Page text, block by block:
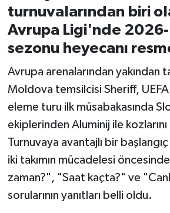
turnuvalarından biri
Avrupa Ligi'nde
sezonu heyecanı
Avrupa arenalarından yakından
Moldova temsilcisi Sheriff,
eleme turu ilk müsabakasında
ekiplerinden Aluminij ile kozlarını
Turnuvaya avantajlı bir
iki takımın mücadelesi
zaman?", "Saat kaçta?" ve
sorularının yanıtları belli oldu.
İvrindi
KENT GÜNDEMİ
Kepsut
MAGAZİN
MANŞET